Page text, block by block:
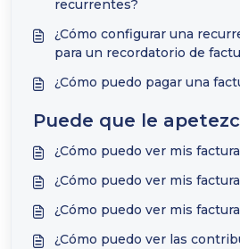
recurrentes?
¿Cómo configurar una
para un recordatorio de
¿Cómo puedo pagar una
Puede que le
¿Cómo puedo ver mis
¿Cómo puedo ver mis
¿Cómo puedo ver mis
¿Cómo puedo ver las